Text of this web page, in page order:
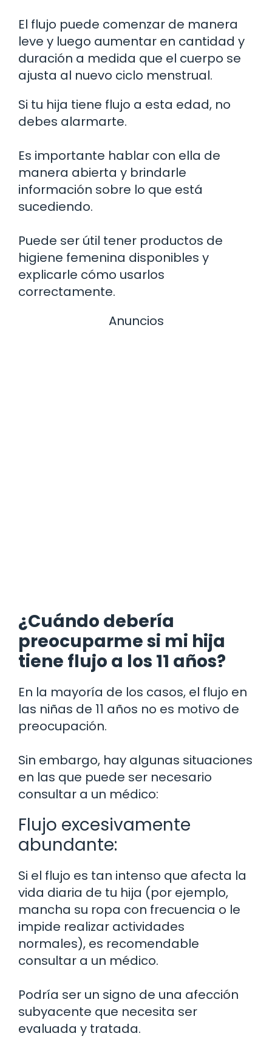
El flujo puede comenzar de manera
leve y luego aumentar en cantidad y
duración a medida que el cuerpo se
ajusta al nuevo ciclo menstrual.
Si tu hija tiene flujo a esta edad, no
debes alarmarte.
Es importante hablar con ella de
manera abierta y brindarle
información sobre lo que está
sucediendo.
Puede ser útil tener productos de
higiene femenina disponibles y
explicarle cómo usarlos
correctamente.
Anuncios
¿Cuándo debería
preocuparme si mi hija
tiene flujo a los 11 años?
En la mayoría de los casos, el flujo en
las niñas de 11 años no es motivo de
preocupación.
Sin embargo, hay algunas situaciones
en las que puede ser necesario
consultar a un médico:
Flujo excesivamente
abundante:
Si el flujo es tan intenso que afecta la
vida diaria de tu hija (por ejemplo,
mancha su ropa con frecuencia o le
impide realizar actividades
normales), es recomendable
consultar a un médico.
Podría ser un signo de una afección
subyacente que necesita ser
evaluada y tratada.